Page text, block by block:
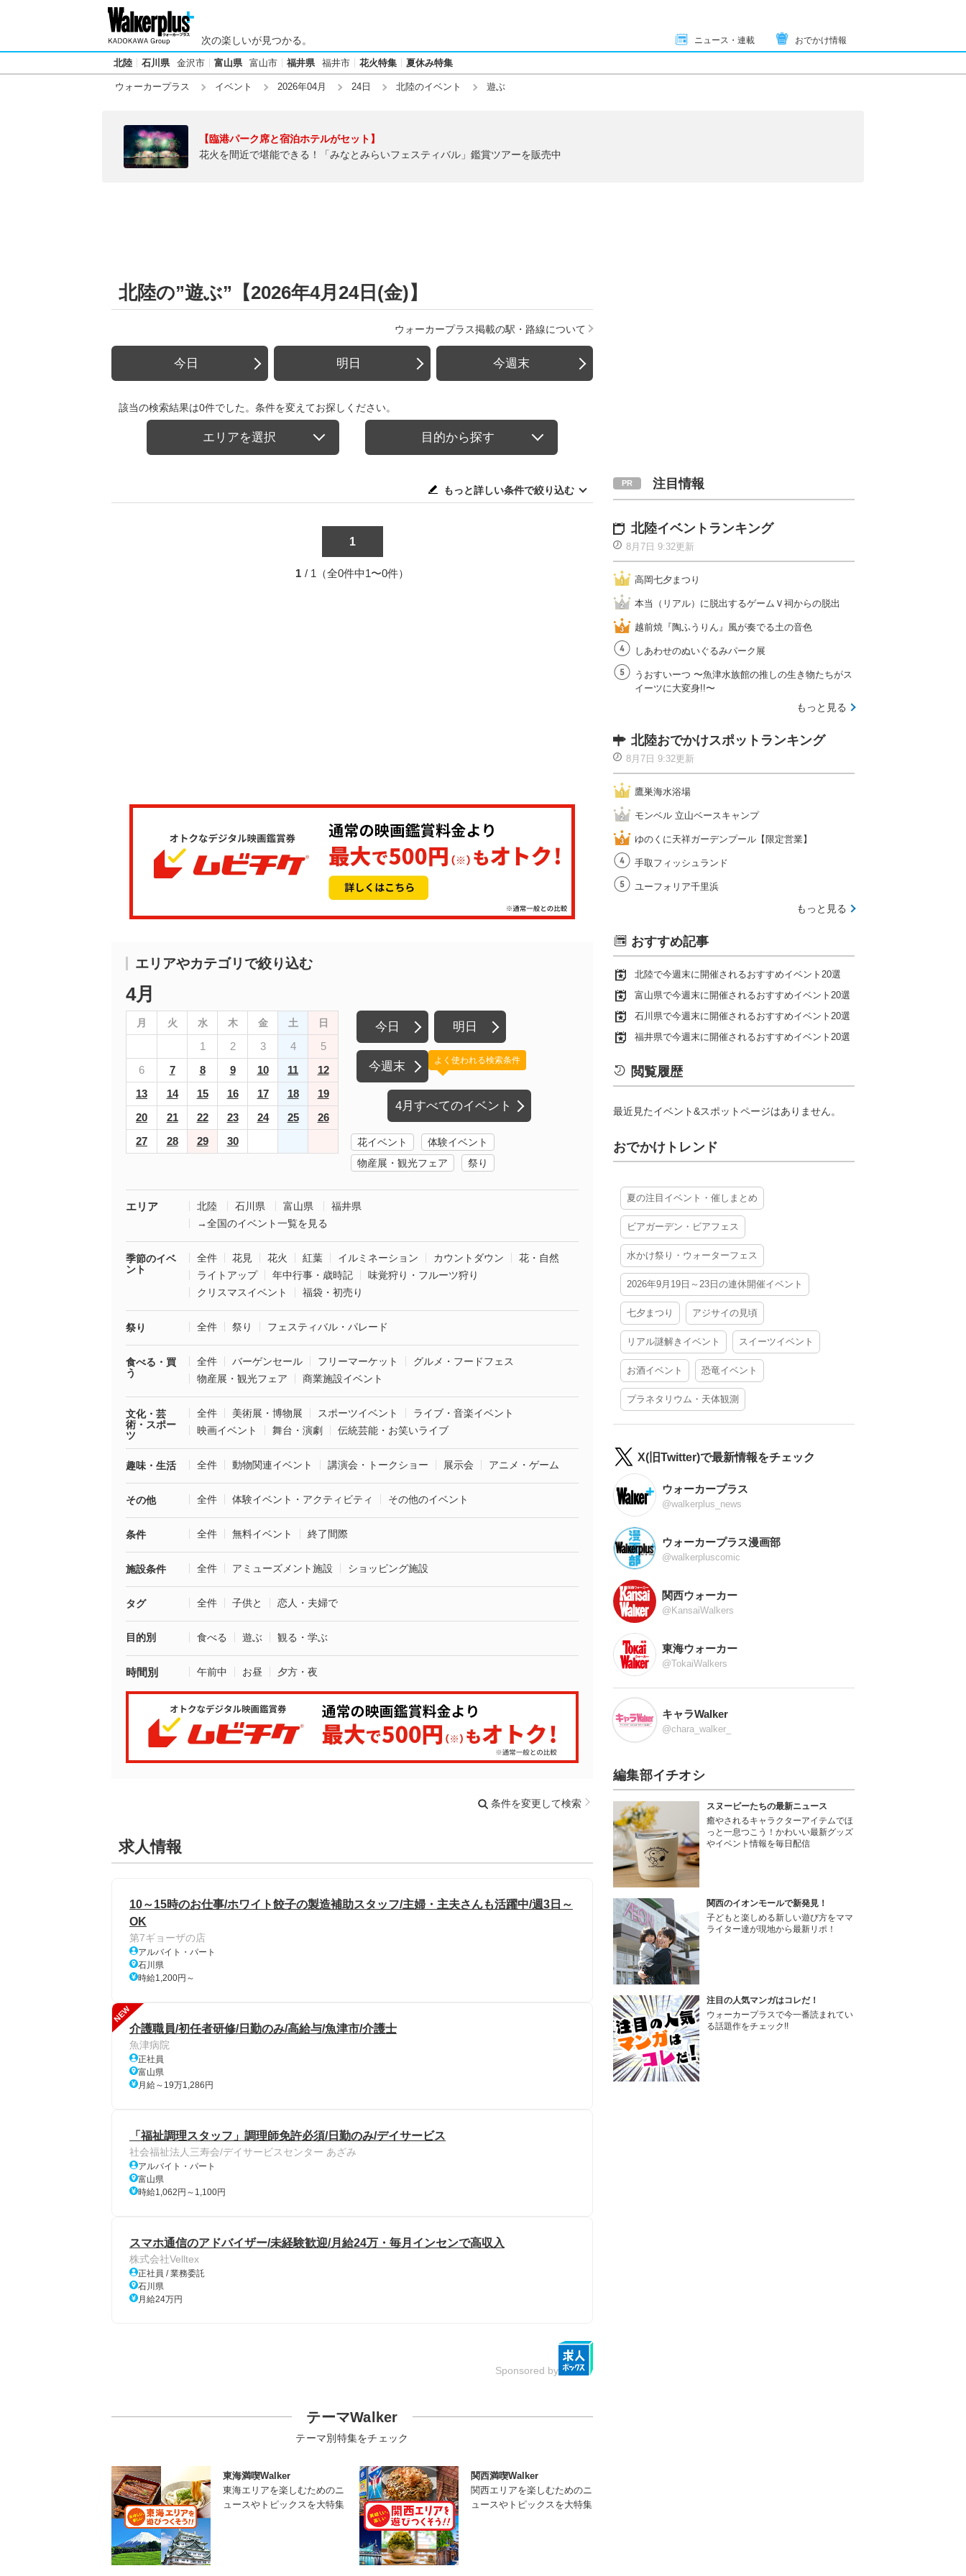
次の楽しいが見つかる。 ニュース・連載 おでかけ情報
北陸 石川県 金沢市 富山県 富山市 福井県 福井市 花火特集 夏休み特集
ウォーカープラス イベント 2026年04月 24日 北陸のイベント 遊ぶ
【臨港パーク席と宿泊ホテルがセット】
花火を間近で堪能できる！「みなとみらいフェスティバル」鑑賞ツアーを販売中
北陸の”遊ぶ”【2026年4月24日(金)】
ウォーカープラス掲載の駅・路線について
今日 明日 今週末
該当の検索結果は0件でした。条件を変えてお探しください。
エリアを選択 目的から探す
もっと詳しい条件で絞り込む
1
1 / 1（全0件中1〜0件）
エリアやカテゴリで絞り込む
4月
月 火 水 木 金 土 日
1 2 3 4
5
6
7 8 9 10 11
12
13
14 15 16 17 18
19
20
21 22 23 24 25
26
27
28 29 30
今日 明日
今週末
4月すべてのイベント
よく使われる検索条件
花イベント
体験イベント
物産展・観光フェア
祭り
エリア 北陸 石川県 富山県
福井県
→全国のイベント一覧を見る
季節のイベ
ント
全件 花見 花火 紅葉 イルミネーション カウントダウン
花・自然
ライトアップ
年中行事・歳時記
味覚狩り・フルーツ狩り
クリスマスイベント
福袋・初売り
祭り 全件 祭り フェスティバル・パレード
食べる・買
う
全件 バーゲンセール フリーマーケット
グルメ・フードフェス
物産展・観光フェア
商業施設イベント
文化・芸
術・スポー
ツ
全件 美術展・博物展 スポーツイベント
ライブ・音楽イベント
映画イベント
舞台・演劇 伝統芸能・お笑いライブ
趣味・生活 全件 動物関連イベント 講演会・トークショー 展示会 アニメ・ゲーム
その他 全件 体験イベント・アクティビティ その他のイベント
条件 全件 無料イベント 終了間際
施設条件 全件 アミューズメント施設 ショッピング施設
タグ 全件 子供と 恋人・夫婦で
目的別 食べる 遊ぶ 観る・学ぶ
時間別 午前中 お昼 夕方・夜
条件を変更して検索
求人情報
10～15時のお仕事/ホワイト餃子の製造補助スタッフ/主婦・主夫さんも活躍中/週3日～
OK
第7ギョーザの店
アルバイト・パート
石川県
時給1,200円～
NEW
介護職員/初任者研修/日勤のみ/高給与/魚津市/介護士
魚津病院
正社員
富山県
月給～19万1,286円
「福祉調理スタッフ」調理師免許必須/日勤のみ/デイサービス
社会福祉法人三寿会/デイサービスセンター あざみ
アルバイト・パート
富山県
時給1,062円～1,100円
スマホ通信のアドバイザー/未経験歓迎/月給24万・毎月インセンで高収入
株式会社Velltex
正社員 / 業務委託
石川県
月給24万円
Sponsored by
テーマWalker
テーマ別特集をチェック
東海満喫Walker
東海エリアを楽しむためのニ
ュースやトピックスを大特集
関西満喫Walker
関西エリアを楽しむためのニ
ュースやトピックスを大特集
注目情報
北陸イベントランキング
8月7日 9:32更新
高岡七夕まつり
本当（リアル）に脱出するゲームＶ祠からの脱出
越前焼『陶ふうりん』風が奏でる土の音色
しあわせのぬいぐるみパーク展
うおすいーつ 〜魚津水族館の推しの生き物たちがス
イーツに大変身!!〜
もっと見る
北陸おでかけスポットランキング
8月7日 9:32更新
鷹巣海水浴場
モンベル 立山ベースキャンプ
ゆのくに天祥ガーデンプール【限定営業】
手取フィッシュランド
ユーフォリア千里浜
もっと見る
おすすめ記事
北陸で今週末に開催されるおすすめイベント20選
富山県で今週末に開催されるおすすめイベント20選
石川県で今週末に開催されるおすすめイベント20選
福井県で今週末に開催されるおすすめイベント20選
閲覧履歴
最近見たイベント&スポットページはありません。
おでかけトレンド
夏の注目イベント・催しまとめ
ビアガーデン・ビアフェス
水かけ祭り・ウォーターフェス
2026年9月19日～23日の連休開催イベント
七夕まつり アジサイの見頃
リアル謎解きイベント スイーツイベント
お酒イベント 恐竜イベント
プラネタリウム・天体観測
X(旧Twitter)で最新情報をチェック
ウォーカープラス
@walkerplus_news
ウォーカープラス漫画部
@walkerpluscomic
関西ウォーカー
@KansaiWalkers
東海ウォーカー
@TokaiWalkers
キャラWalker
@chara_walker_
編集部イチオシ
スヌーピーたちの最新ニュース
癒やされるキャラクターアイテムでほ
っと一息つこう！かわいい最新グッズ
やイベント情報を毎日配信
関西のイオンモールで新発見！
子どもと楽しめる新しい遊び方をママ
ライター達が現地から最新リポ！
注目の人気マンガはコレだ！
ウォーカープラスで今一番読まれてい
る話題作をチェック!!